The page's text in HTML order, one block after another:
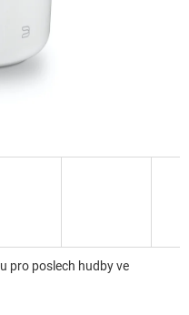
pro poslech hudby ve